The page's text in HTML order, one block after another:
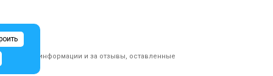
информации и за отзывы, оставленные